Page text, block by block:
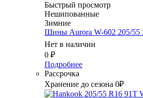
Быстрый просмотр
Нешипованные
Зимние
Шины Aurora W-602 205/55
Нет в наличии
0 ₽
Подробнее
Рассрочка
Хранение до сезона 0₽